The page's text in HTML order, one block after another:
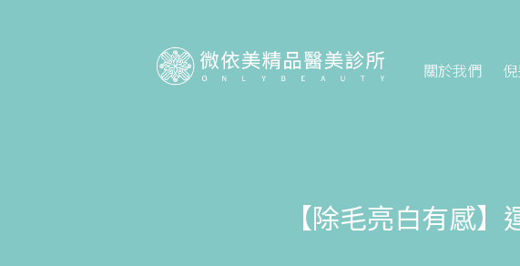
關於我們
【除毛亮白有感